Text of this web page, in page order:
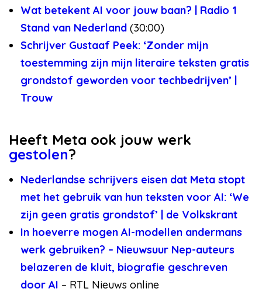
Wat betekent AI voor jouw baan? | Radio 1
Stand van Nederland (30:00)
Schrijver Gustaaf Peek: ‘Zonder mijn
toestemming zijn mijn literaire teksten gratis
grondstof geworden voor techbedrijven’ |
Trouw
Heeft Meta ook jouw werk
gestolen?
Nederlandse schrijvers eisen dat Meta stopt
met het gebruik van hun teksten voor AI: ‘We
zijn geen gratis grondstof’ | de Volkskrant
In hoeverre mogen AI-modellen andermans
werk gebruiken? – Nieuwsuur Nep-auteurs
belazeren de kluit, biografie geschreven
door AI – RTL Nieuws online